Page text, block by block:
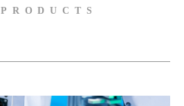
PRODUCTS